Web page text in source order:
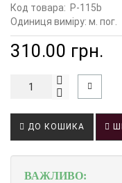
Код товара: P-115b
Одиниця виміру: м. пог.
310.00 грн.
ДО КОШИКА
ВАЖЛИВО: